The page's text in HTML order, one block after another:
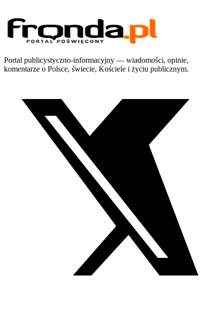
Portal publicystyczno-informacyjny — wiadomości, opinie,
komentarze o Polsce, świecie, Kościele i życiu publicznym.